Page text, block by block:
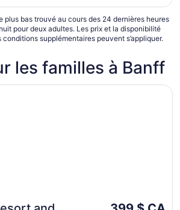
août
au 31
août
plus bas trouvé au cours des 24 dernières heures
pour deux adultes. Les prix et la disponibilité
supplémentaires peuvent s’appliquer.
les familles à Banff
Le
fenêtre
Chalets